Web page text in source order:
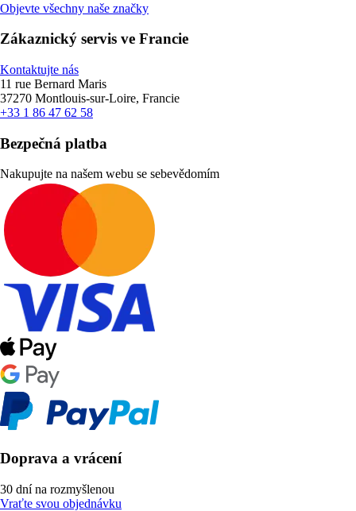
Objevte všechny naše značky
Zákaznický servis ve Francie
Kontaktujte nás
11 rue Bernard Maris
37270 Montlouis-sur-Loire, Francie
+33 1 86 47 62 58
Bezpečná platba
Nakupujte na našem webu se sebevědomím
Doprava a vrácení
30 dní na rozmyšlenou
Vraťte svou objednávku